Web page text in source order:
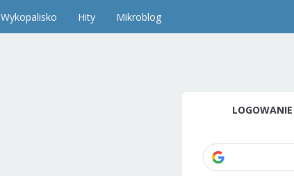
Wykopalisko Hity Mikroblog
LOGOWANIE